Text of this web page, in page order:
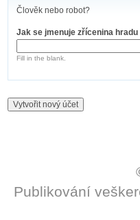
Člověk nebo robot?
Jak se jmenuje zřícenina
Fill in the blank.
Publikování